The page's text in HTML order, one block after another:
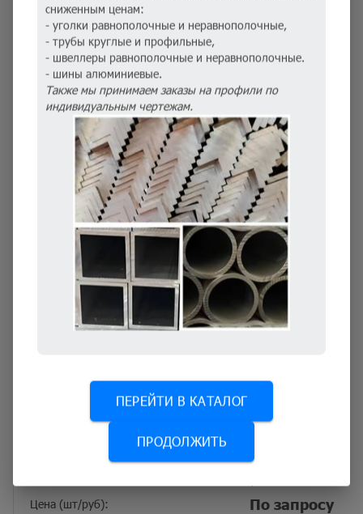
ДОСТАВКА ТОВАРА
ПОХОЖИЕ ТОВАРЫ
Алюминиевый лист
Цена (шт/руб): По запросу
сниженным ценам:
- уголки равнополочные и неравнополочные,
- трубы круглые и профильные,
- швеллеры равнополочные и неравнополочные.
- шины алюминиевые.
Также мы принимаем заказы на профили по
индивидуальным чертежам.
ПЕРЕЙТИ В КАТАЛОГ
ПРОДОЛЖИТЬ